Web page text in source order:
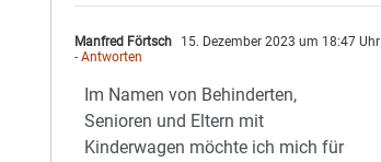
Manfred Förtsch
15. Dezember 2023 um 18:47 Uhr
- Antworten
Im Namen von Behinderten,
Senioren und Eltern mit
Kinderwagen möchte ich mich für